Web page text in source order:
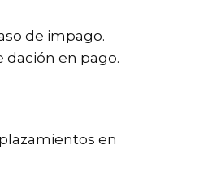
de impago.
dación en pago.
en